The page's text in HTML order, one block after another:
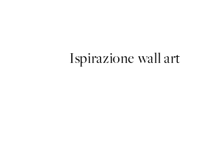
Ispirazione wall art